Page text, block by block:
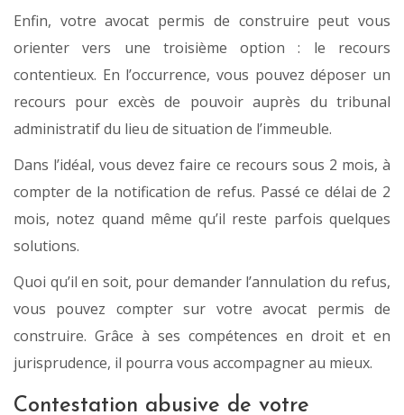
Enfin, votre avocat permis de construire peut vous
orienter vers une troisième option : le recours
contentieux. En l’occurrence, vous pouvez déposer un
recours pour excès de pouvoir auprès du tribunal
administratif du lieu de situation de l’immeuble.
Dans l’idéal, vous devez faire ce recours sous 2 mois, à
compter de la notification de refus. Passé ce délai de 2
mois, notez quand même qu’il reste parfois quelques
solutions.
Quoi qu’il en soit, pour demander l’annulation du refus,
vous pouvez compter sur votre avocat permis de
construire. Grâce à ses compétences en droit et en
jurisprudence, il pourra vous accompagner au mieux.
Contestation abusive de votre